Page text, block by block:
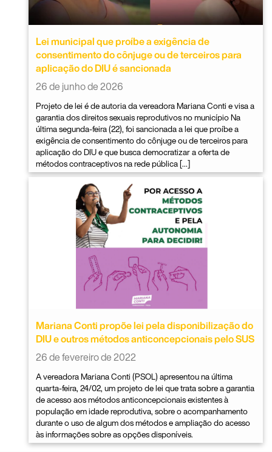
Lei municipal que proíbe a exigência de
consentimento do cônjuge ou de terceiros para
aplicação do DIU é sancionada
26 de junho de 2026
Projeto de lei é de autoria da vereadora Mariana Conti e visa a
garantia dos direitos sexuais reprodutivos no município Na
última segunda-feira (22), foi sancionada a lei que proíbe a
exigência de consentimento do cônjuge ou de terceiros para
aplicação do DIU e que busca democratizar a oferta de
métodos contraceptivos na rede pública […]
Mariana Conti propõe lei pela disponibilização do
DIU e outros métodos anticoncepcionais pelo SUS
26 de fevereiro de 2022
A vereadora Mariana Conti (PSOL) apresentou na última
quarta-feira, 24/02, um projeto de lei que trata sobre a garantia
de acesso aos métodos anticoncepcionais existentes à
população em idade reprodutiva, sobre o acompanhamento
durante o uso de algum dos métodos e ampliação do acesso
às informações sobre as opções disponíveis.